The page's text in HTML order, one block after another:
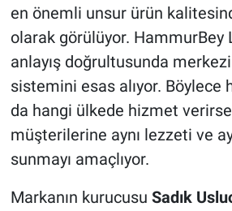
en önemli unsur ürün
olarak görülüyor. HammurBey
anlayış doğrultusunda
sistemini esas alıyor. Böylece
da hangi ülkede hizmet
müşterilerine aynı lezzeti ve
sunmayı amaçlıyor.
Markanın kurucusu Sadık